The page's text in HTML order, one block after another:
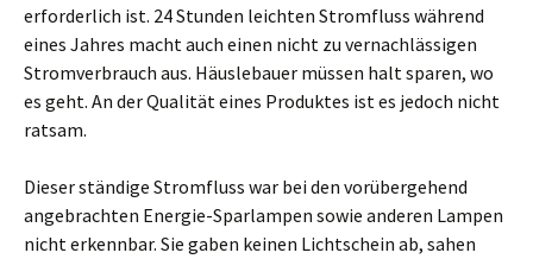
erforderlich ist. 24 Stunden leichten Stromfluss während
eines Jahres macht auch einen nicht zu vernachlässigen
Stromverbrauch aus. Häuslebauer müssen halt sparen, wo
es geht. An der Qualität eines Produktes ist es jedoch nicht
ratsam.
Dieser ständige Stromfluss war bei den vorübergehend
angebrachten Energie-Sparlampen sowie anderen Lampen
nicht erkennbar. Sie gaben keinen Lichtschein ab, sahen